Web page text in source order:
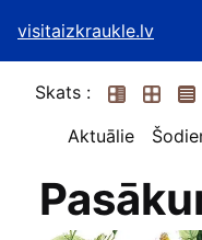
visitaizkraukle.lv
Skats :
Aktuālie